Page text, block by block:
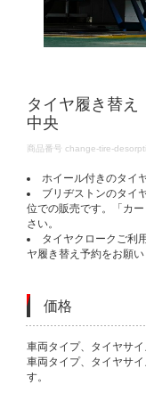
タイヤ履き替え
中央
DETAILS
商品番号 change-tire-
ホイール付きのタイ
ブリヂストンのタイ
位での販売です。「カ
さい。
タイヤクロークご利
ヤ履き替え予約をお願い
価格
VARIATIONS
車両タイプ、タイヤサ
車両タイプ、タイヤサ
す。